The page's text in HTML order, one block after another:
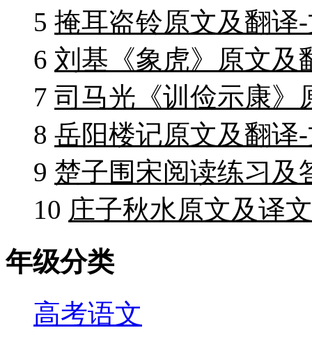
5 掩耳盗铃原文及翻译
6 刘基《象虎》原文及
7 司马光《训俭示康》
8 岳阳楼记原文及翻译
9 楚子围宋阅读练习及
10 庄子秋水原文及译
年级分类
高考语文